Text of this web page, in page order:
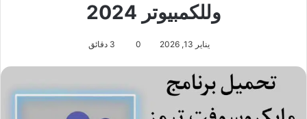
وللكمبيوتر 2024
يناير 13, 2026 0